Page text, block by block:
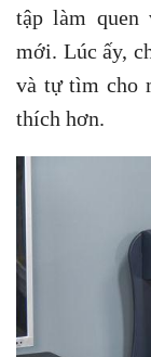
tập làm
mới. Lúc ấy,
và tự tìm cho
thích hơn.